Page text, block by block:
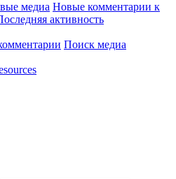
медиа Новые комментарии к
активность
Поиск медиа